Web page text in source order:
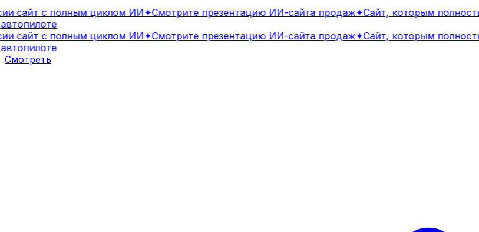
сайт с полным циклом ИИ✦Смотрите презентацию ИИ-сайта продаж✦Сайт, которым
сайт с полным циклом ИИ✦Смотрите презентацию ИИ-сайта продаж✦Сайт, которым
Смотреть